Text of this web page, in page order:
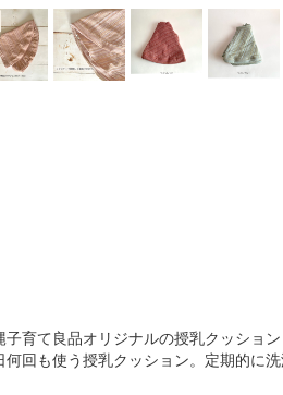
子育て良品オリジナルの授乳クッショ
何回も使う授乳クッション。定期的に